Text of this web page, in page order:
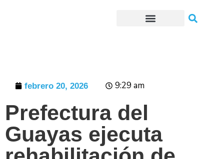
febrero 20, 2026 9:29 am
Prefectura del
Guayas ejecuta